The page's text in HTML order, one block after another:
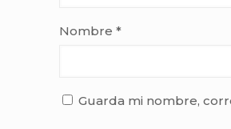
Nombre *
Guarda mi nombre,